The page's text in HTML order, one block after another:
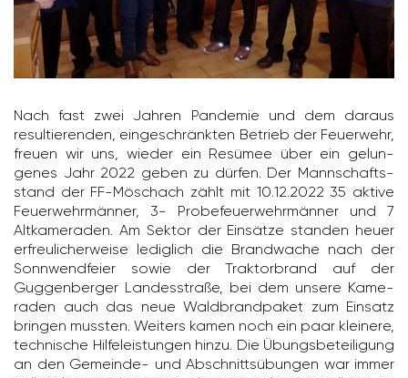
Nach fast zwei Jahren Pandemie und dem daraus
resul­tie­renden, einge­schränkten Betrieb der Feuer­wehr,
freuen wir uns, wieder ein Resümee über ein gelun­
genes Jahr 2022 geben zu dürfen. Der Mann­schafts­
stand der FF-Möschach zählt mit 10.12.2022 35 aktive
Feuer­wehr­männer, 3- Probe­feu­er­wehr­männer und 7
Altka­me­raden. Am Sektor der Einsätze standen heuer
erfreu­li­cher­weise ledig­lich die Brand­wache nach der
Sonn­wend­feier sowie der Trak­tor­brand auf der
Guggen­berger Landes­straße, bei dem unsere Kame­
raden auch das neue Wald­brand­paket zum Einsatz
bringen mussten. Weiters kamen noch ein paar klei­nere,
tech­ni­sche Hilfe­leis­tungen hinzu. Die Übungs­be­tei­li­gung
an den Gemeinde- und Abschnitts­übungen war immer